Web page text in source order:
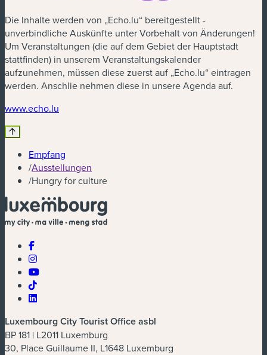
Die Inhalte werden von „Echo.lu“ bereitgestellt -
unverbindliche Auskünfte unter Vorbehalt von Änderungen!
Um Veranstaltungen (die auf dem Gebiet der Hauptstadt
stattfinden) in unserem Veranstaltungskalender
aufzunehmen, müssen diese zuerst auf „Echo.lu“ eintragen
werden. Anschlie nehmen diese in unsere Agenda auf.
www.echo.lu
Empfang
/Ausstellungen
/Hungry for culture
Luxembourg City Tourist Office asbl
BP 181 | L2011 Luxemburg
30, Place Guillaume II, L1648 Luxemburg